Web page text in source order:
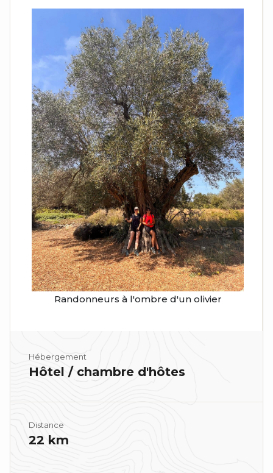
Randonneurs à l'ombre d'un olivier
Hébergement
Hôtel / chambre d'hôtes
Distance
22 km